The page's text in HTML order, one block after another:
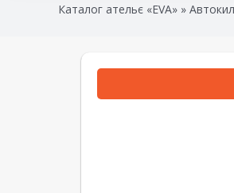
Каталог ательє «EVA»»